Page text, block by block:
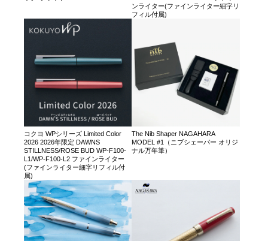
ンライター(ファインライター細字リ
フィル付属)
コクヨ WPシリーズ Limited Color
2026 2026年限定 DAWNS
STILLNESS/ROSE BUD WP-F100-
L1/WP-F100-L2 ファインライター
(ファインライター細字リフィル付
属)
The Nib Shaper NAGAHARA
MODEL #1（ニブシェーパー オリジ
ナル万年筆）